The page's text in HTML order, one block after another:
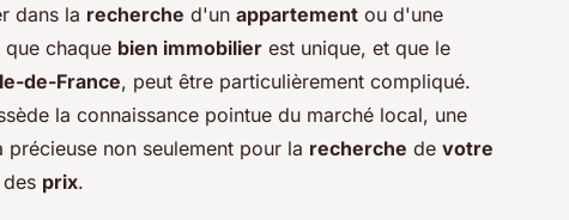
dans la recherche d'un appartement ou d'une
chaque bien immobilier est unique, et que le
de-France, peut être particulièrement compliqué.
la connaissance pointue du marché local, une
précieuse non seulement pour la recherche de votre
prix.